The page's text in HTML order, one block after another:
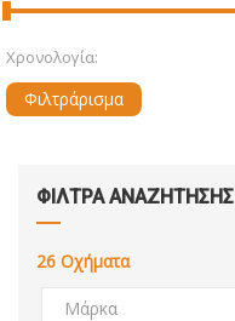
Χρονολογία:
Φιλτράρισμα
ΦΙΛΤΡΑ ΑΝΑΖΗΤΗΣΗΣ
26 Οχήματα
Μάρκα